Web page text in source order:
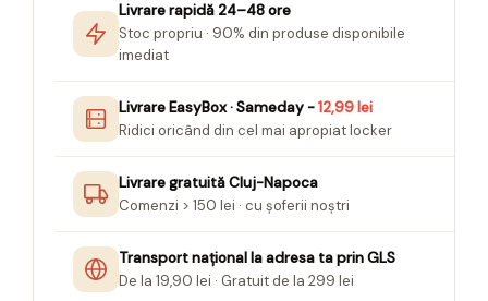
Livrare rapidă 24–48 ore
Stoc propriu · 90% din produse disponibile
imediat
Livrare EasyBox · Sameday -12,99 lei
Ridici oricând din cel mai apropiat locker
Livrare gratuită Cluj-Napoca
Comenzi > 150 lei · cu șoferii noștri
Transport național la adresa ta prin GLS
De la 19,90 lei · Gratuit de la 299 lei